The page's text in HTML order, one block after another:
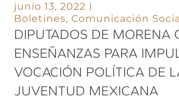
junio 13, 2022
Boletines,Comunicación
DIPUTADOS DE MORENA
ENSEÑANZAS PARA
VOCACIÓN POLÍTICA DE
JUVENTUD MEXICANA